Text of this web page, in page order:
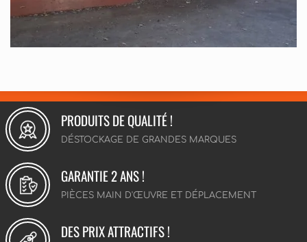
PRODUITS DE QUALITÉ !
DÉSTOCKAGE DE GRANDES MARQUES
GARANTIE 2 ANS !
PIÈCES MAIN D'ŒUVRE ET DÉPLACEMENT
DES PRIX ATTRACTIFS !